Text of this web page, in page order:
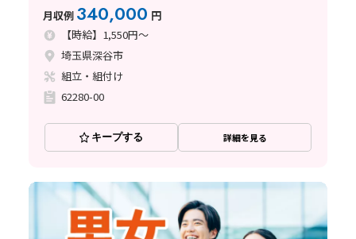
月収例 340,000 円
【時給】1,550円～
埼玉県深谷市
組立・組付け
62280-00
キープする 詳細を見る